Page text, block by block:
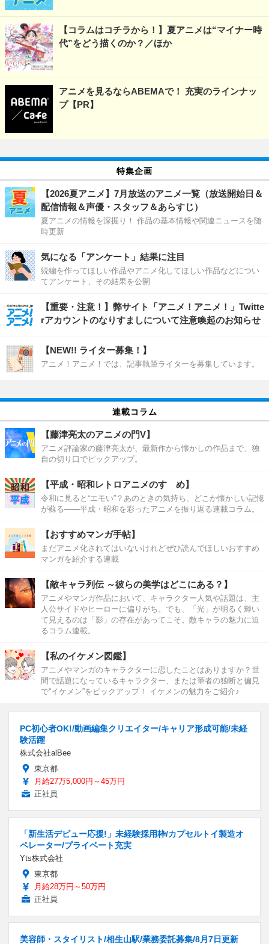
【コラムはコチラから！】夏アニメは“マイナー時
代”をどう描くのか？／ほか
アニメを見るならABEMAで！ 充実のラインナッ
プ【PR】
特集企画
【2026夏アニメ】7月放送のアニメ一覧（放送開始日＆
配信情報＆声優・スタッフ＆あらすじ）
夏アニメの情報を深掘り！ 作品の基本情報や関連ニュースを随
時更新
気になる「アンケート」結果に注目
続編を作ってほしい作品やアニメ化してほしい作品などについ
てアンケート、その結果を公開
【重要・注意！】弊サイト「アニメ！アニメ！」Twitte
rアカウントのなりすましについて注意喚起のお知らせ
【NEW!! ライター募集！】
アニメ！アニメ！では、記事執筆ライターを募集しています。
連載コラム
【藤津亮太のアニメの門V】
アニメ評論家の藤津亮太が、最新作から懐かしの作品まで、独
自の切り口でピックアップ。
【平成・昭和レトロアニメのすゝめ】
令和に見ると“エモい”？あのときの気持ち、どこか懐かしい記憶
が蘇る――平成・昭和を彩ったアニメを振り返る連載コラム。
【おすすめマンガ手帖】
まだアニメ化されてはいないけれどぜひ読んでほしいおすすめ
マンガを紹介する連載
【敵キャラ列伝 ～彼らの美学はどこにある？】
アニメやマンガ作品において、キャラクター人気や話題は、主
人公サイドやヒーローに偏りがち。でも、「光」が明るく輝い
て見えるのは「影」の存在があってこそ。敵キャラの魅力に迫
るコラム連載。
【私のイケメン図鑑】
アニメやマンガのキャラクターに恋したことはありますか？世
間で話題になっているキャラクター、または筆者の独断と偏見
で“イケメン”をピックアップ！ イケメンの魅力をご紹介♪
PC初心者OK!/動画編集クリエイター/キャリア形成可能/未経
験活躍
株式会社alBee
東京都
月給27万5,000円～45万円
正社員
「新生活デビュー応援!」未経験採用枠/カプセルトイ製造オ
ペレーター/プライベート充実
Yts株式会社
東京都
月給28万円～50万円
正社員
美容師・スタイリスト/相生山駅/業務委託募集/8月7日更新